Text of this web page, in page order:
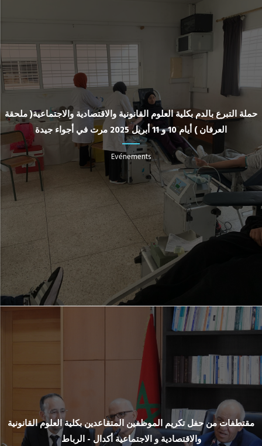
حملة التبرع بالدم بكلية العلوم القانونية والاقتصادية والاجتماعية( ملحقة
العرفان ) أيام 10 و 11 أبريل 2025 مرت في أجواء جيدة
Evénements
مقتطفات من حفل تكريم الموظفين المتقاعدين بكلية العلوم القانونية
والاقتصادية و الاجتماعية أكدال - الرباط